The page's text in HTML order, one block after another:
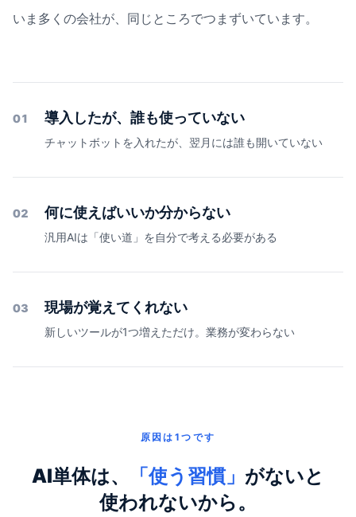
いま多くの会社が、同じところでつまずいています。
01 導入したが、誰も使っていない
チャットボットを入れたが、翌月には誰も開いていない
02 何に使えばいいか分からない
汎用AIは「使い道」を自分で考える必要がある
03 現場が覚えてくれない
新しいツールが1つ増えただけ。業務が変わらない
原因は1つです
AI単体は、 「使う習慣」 がないと
使われないから。